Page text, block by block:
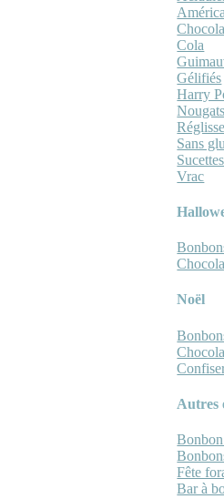
Cola
Gélifiés
Harry
Nougats
Réglisse
Sans
Sucettes
Vrac
Noël
Autres
Fête
Bar à